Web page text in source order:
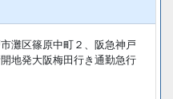
灘区篠原中町２、阪急神戸
地発大阪梅田行き通勤急行